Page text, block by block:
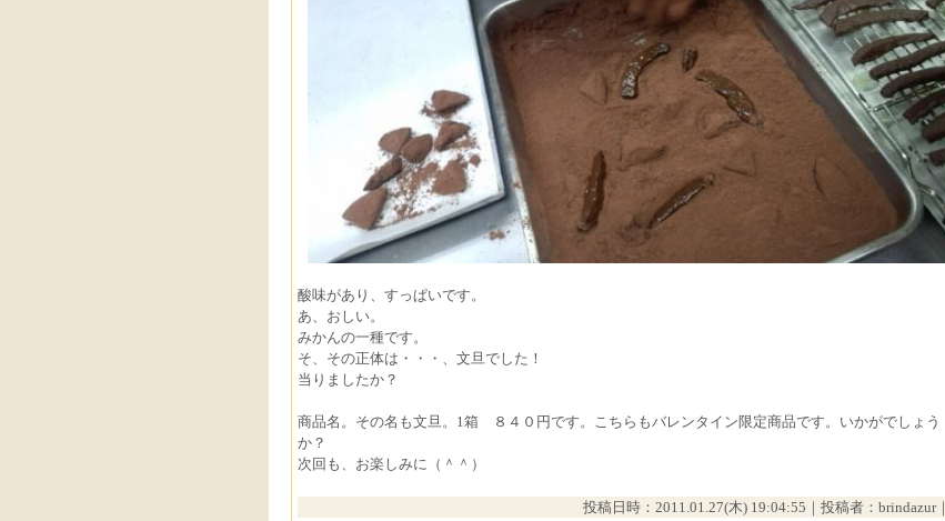
酸味があり、すっぱいです。
あ、おしい。
みかんの一種です。
そ、その正体は・・・、文旦でした！
当りましたか？
商品名。その名も文旦。1箱 ８４０円です。こちらもバレンタイン限定商品です。いかがでしょう
か？
次回も、お楽しみに（＾＾）
投稿日時：2011.01.27(木) 19:04:55｜投稿者：brindazur｜